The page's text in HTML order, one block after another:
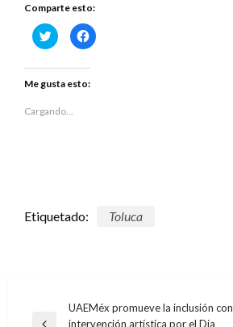
Comparte esto:
Haz
clic
en
Twitter
(Se
en
Haz
clic
Me gusta esto:
Cargando...
Etiquetado: Toluca
Navegación
UAEMéx promueve la inclusión con
intervención artística por el Día